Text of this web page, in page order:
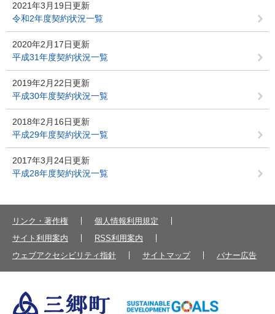
2021年3月19日更新
令和2年度契約状況一覧
2020年2月17日更新
平成31年度契約状況一覧
2019年2月22日更新
平成30年度契約状況一覧
2018年2月16日更新
平成29年度契約状況一覧
2017年3月24日更新
平成28年度契約状況一覧
リンク・著作権
個人情報利用規定
サイト利用案内
RSS利用案内
ウェブアクセシビリティ指針
サイトマップ バナー広告